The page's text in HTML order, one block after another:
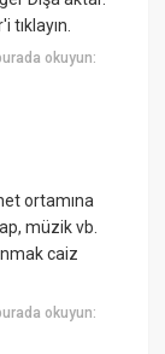
okuyun:
ortamına
müzik vb.
caiz
okuyun: